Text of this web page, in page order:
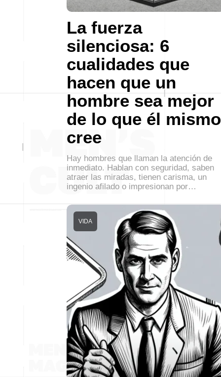
La fuerza
silenciosa: 6
cualidades que
hacen que un
hombre sea mejor
de lo que él mismo
cree
Hay hombres que llaman la atención de
inmediato. Hablan con seguridad, saben
atraer las miradas, tienen carisma, un
ingenio afilado o impresionan por…
VIDA